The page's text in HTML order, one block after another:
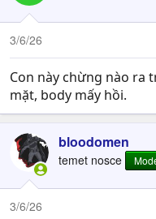
3/6/26
Con này chừng nào ra
mặt, body mấy hồi.
bloodomen
temet nosce
3/6/26